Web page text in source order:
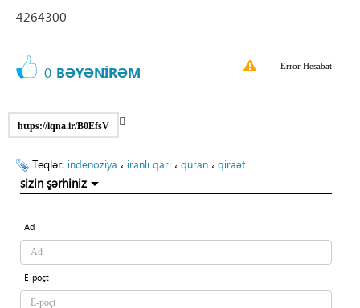
4264300
0 BƏYƏNİRƏM Error Hesabat
https://iqna.ir/B0EfsV
Teqlər: indenoziya ، iranlı qari ، quran ، qiraət
sizin şərhiniz
Ad
E-poçt